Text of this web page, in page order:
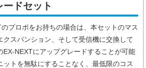
ドセット
プロポをお持ちの場合は、本セットのマス
クスパンション、そして受信機に交換して
EX-NEXTにアップグレードすることが可能
ットを無駄にすることなく、最低限のコス